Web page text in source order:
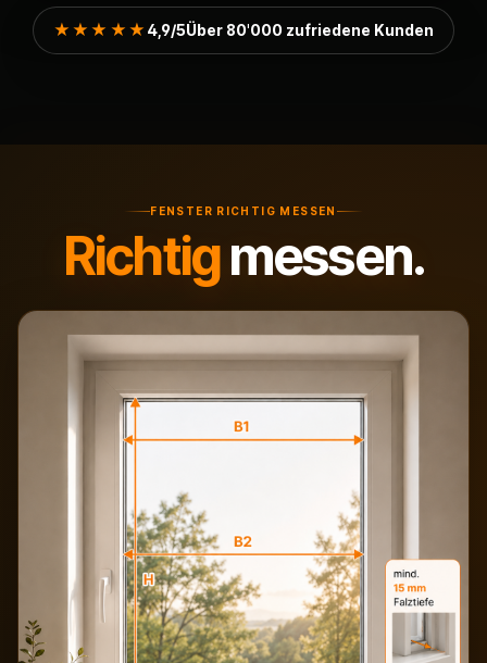
★★★★★ 4,9/5Über 80'000 zufriedene Kunden
FENSTER RICHTIG MESSEN
Richtigmessen.